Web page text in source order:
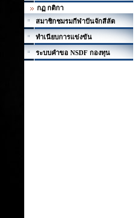
กฏ กติกา
สมาชิกชมรมกีฬาปันจักสีลัต
ทำเนียบการแข่งขัน
ระบบคำขอ NSDF กองทุน